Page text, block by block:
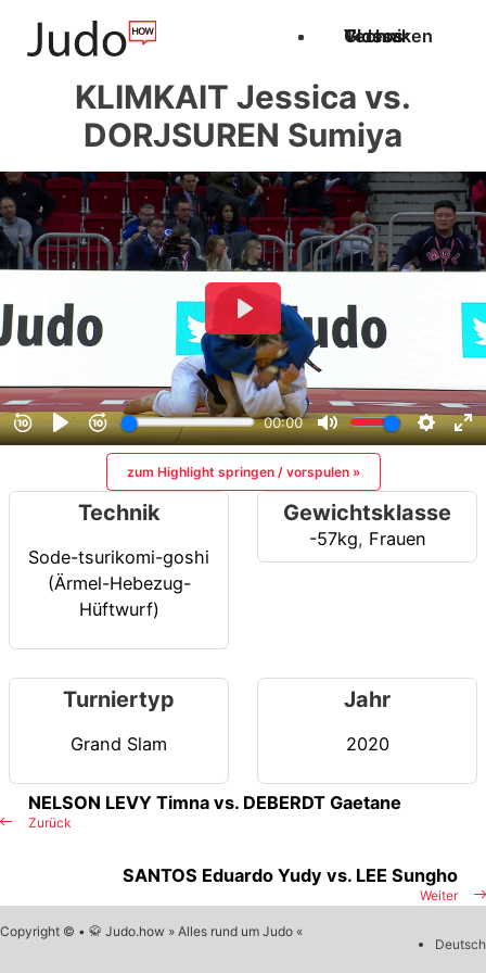
Techniken
Videos
Glossar
KLIMKAIT Jessica vs.
DORJSUREN Sumiya
zum Highlight springen / vorspulen »
Technik
Sode-tsurikomi-goshi
(Ärmel-Hebezug-
Hüftwurf)
Gewichtsklasse
-57kg, Frauen
Turniertyp
Grand Slam
Jahr
2020
Zurück
NELSON LEVY Timna vs. DEBERDT Gaetane
Weiter
SANTOS Eduardo Yudy vs. LEE Sungho
Copyright © • 🥋 Judo.how » Alles rund um Judo «
Deutsch